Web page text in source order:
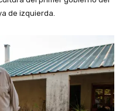
de izquierda.